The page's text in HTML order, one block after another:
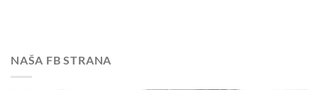
NAŠA FB STRANA